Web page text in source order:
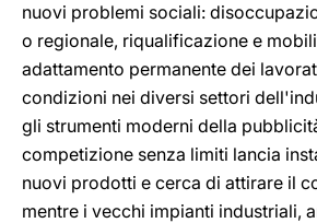
nuovi problemi sociali:
o regionale, riqualificazione e
adattamento permanente dei
condizioni nei diversi settori
gli strumenti moderni della
competizione senza limiti lancia
nuovi prodotti e cerca di attirare il
mentre i vecchi impianti industriali,